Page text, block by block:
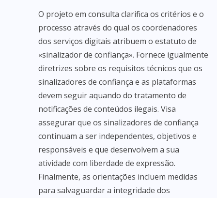
O projeto em consulta clarifica os critérios e o
processo através do qual os coordenadores
dos serviços digitais atribuem o estatuto de
«sinalizador de confiança». Fornece igualmente
diretrizes sobre os requisitos técnicos que os
sinalizadores de confiança e as plataformas
devem seguir aquando do tratamento de
notificações de conteúdos ilegais. Visa
assegurar que os sinalizadores de confiança
continuam a ser independentes, objetivos e
responsáveis e que desenvolvem a sua
atividade com liberdade de expressão.
Finalmente, as orientações incluem medidas
para salvaguardar a integridade dos